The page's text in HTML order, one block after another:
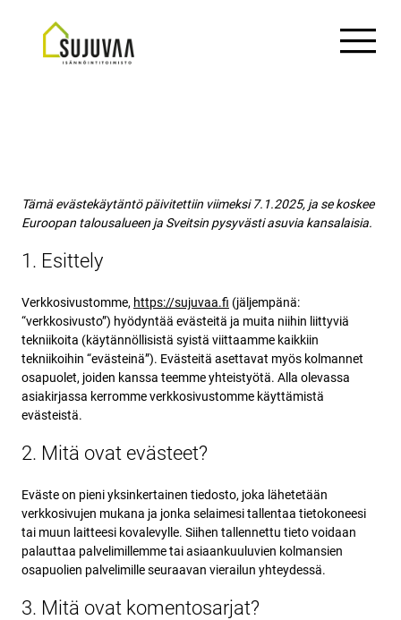
Tämä evästekäytäntö päivitettiin viimeksi 7.1.2025, ja se koskee
Euroopan talousalueen ja Sveitsin pysyvästi asuvia kansalaisia.
1. Esittely
Verkkosivustomme, https://sujuvaa.fi (jäljempänä:
“verkkosivusto”) hyödyntää evästeitä ja muita niihin liittyviä
tekniikoita (käytännöllisistä syistä viittaamme kaikkiin
tekniikoihin “evästeinä”). Evästeitä asettavat myös kolmannet
osapuolet, joiden kanssa teemme yhteistyötä. Alla olevassa
asiakirjassa kerromme verkkosivustomme käyttämistä
evästeistä.
2. Mitä ovat evästeet?
Eväste on pieni yksinkertainen tiedosto, joka lähetetään
verkkosivujen mukana ja jonka selaimesi tallentaa tietokoneesi
tai muun laitteesi kovalevylle. Siihen tallennettu tieto voidaan
palauttaa palvelimillemme tai asiaankuuluvien kolmansien
osapuolien palvelimille seuraavan vierailun yhteydessä.
3. Mitä ovat komentosarjat?